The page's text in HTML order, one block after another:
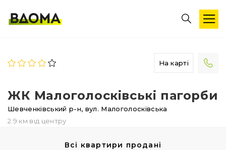
На карті
ЖК Малоголосківські пагорби
Шевченківський р-н, вул. Малоголосківська
2.9 км від центру
Всі квартири продані